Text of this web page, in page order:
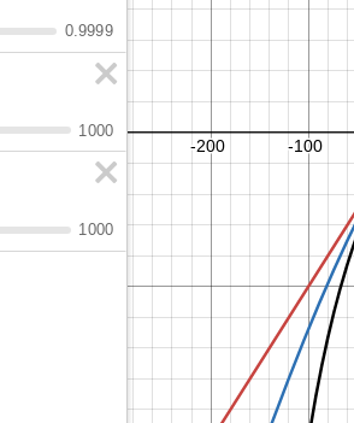
0.9999
1 000
1000